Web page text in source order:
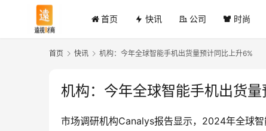
首页 快讯 公司 时尚
首页 快讯 机构：今年全球智能手机出货量预计同比上升6%
机构：今年全球智能手机出货
市场调研机构Canalys报告显示，2024年全球